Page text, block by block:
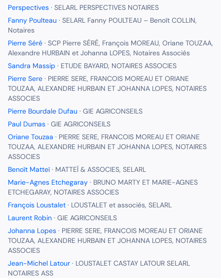
Perspectives · SELARL PERSPECTIVES NOTAIRES
Fanny Poulteau · SELARL Fanny POULTEAU – Benoît COLLIN,
Notaires
Pierre Séré · SCP Pierre SÉRÉ, François MOREAU, Oriane TOUZAA,
Alexandre HURBAIN et Johanna LOPES, Notaires Associés
Sandra Massip · ETUDE BAYARD, NOTAIRES ASSOCIES
Pierre Sere · PIERRE SERE, FRANCOIS MOREAU ET ORIANE
TOUZAA, ALEXANDRE HURBAIN ET JOHANNA LOPES, NOTAIRES
ASSOCIES
Pierre Bourdale Dufau · GIE AGRICONSEILS
Paul Dumas · GIE AGRICONSEILS
Oriane Touzaa · PIERRE SERE, FRANCOIS MOREAU ET ORIANE
TOUZAA, ALEXANDRE HURBAIN ET JOHANNA LOPES, NOTAIRES
ASSOCIES
Benoît Matteï· MATTEÏ & ASSOCIES, SELARL
Marie-Agnes Etchegaray · BRUNO MARTY ET MARIE-AGNES
ETCHEGARAY, NOTAIRES ASSOCIES
François Loustalet · LOUSTALET et associés, SELARL
Laurent Robin · GIE AGRICONSEILS
Johanna Lopes · PIERRE SERE, FRANCOIS MOREAU ET ORIANE
TOUZAA, ALEXANDRE HURBAIN ET JOHANNA LOPES, NOTAIRES
ASSOCIES
Jean-Michel Latour · LOUSTALET CASTAY LATOUR SELARL
NOTAIRES ASS